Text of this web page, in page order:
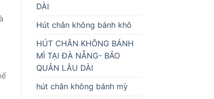
DÀI
Hút chân không bánh khô
HÚT CHÂN KHÔNG BÁNH
MÌ TẠI ĐÀ NẴNG- BẢO
QUẢN LÂU DÀI
hút chân không bánh mỳ